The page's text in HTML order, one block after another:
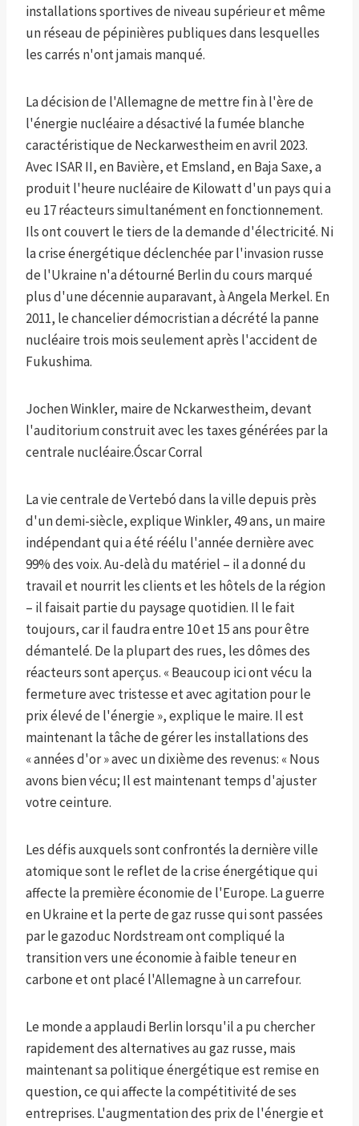
installations sportives de niveau supérieur et même
un réseau de pépinières publiques dans lesquelles
les carrés n'ont jamais manqué.
La décision de l'Allemagne de mettre fin à l'ère de
l'énergie nucléaire a désactivé la fumée blanche
caractéristique de Neckarwestheim en avril 2023.
Avec ISAR II, en Bavière, et Emsland, en Baja Saxe, a
produit l'heure nucléaire de Kilowatt d'un pays qui a
eu 17 réacteurs simultanément en fonctionnement.
Ils ont couvert le tiers de la demande d'électricité. Ni
la crise énergétique déclenchée par l'invasion russe
de l'Ukraine n'a détourné Berlin du cours marqué
plus d'une décennie auparavant, à Angela Merkel. En
2011, le chancelier démocristian a décrété la panne
nucléaire trois mois seulement après l'accident de
Fukushima.
Jochen Winkler, maire de Nckarwestheim, devant
l'auditorium construit avec les taxes générées par la
centrale nucléaire.Óscar Corral
La vie centrale de Vertebó dans la ville depuis près
d'un demi-siècle, explique Winkler, 49 ans, un maire
indépendant qui a été réélu l'année dernière avec
99% des voix. Au-delà du matériel – il a donné du
travail et nourrit les clients et les hôtels de la région
– il faisait partie du paysage quotidien. Il le fait
toujours, car il faudra entre 10 et 15 ans pour être
démantelé. De la plupart des rues, les dômes des
réacteurs sont aperçus. « Beaucoup ici ont vécu la
fermeture avec tristesse et avec agitation pour le
prix élevé de l'énergie », explique le maire. Il est
maintenant la tâche de gérer les installations des
« années d'or » avec un dixième des revenus: « Nous
avons bien vécu; Il est maintenant temps d'ajuster
votre ceinture.
Les défis auxquels sont confrontés la dernière ville
atomique sont le reflet de la crise énergétique qui
affecte la première économie de l'Europe. La guerre
en Ukraine et la perte de gaz russe qui sont passées
par le gazoduc Nordstream ont compliqué la
transition vers une économie à faible teneur en
carbone et ont placé l'Allemagne à un carrefour.
Le monde a applaudi Berlin lorsqu'il a pu chercher
rapidement des alternatives au gaz russe, mais
maintenant sa politique énergétique est remise en
question, ce qui affecte la compétitivité de ses
entreprises. L'augmentation des prix de l'énergie et